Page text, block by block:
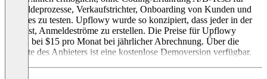
Anmeldeprozesse, Verkaufstrichter, Onboarding von Kunden und
weiteres zu testen. Upflowy wurde so konzipiert, dass jeder in der
Lage ist, Anmeldeströme zu erstellen. Die Preise für Upflowy
starten bei $15 pro Monat bei jährlicher Abrechnung. Über die
Website des Anbieters ist eine kostenlose Demoversion verfügbar.